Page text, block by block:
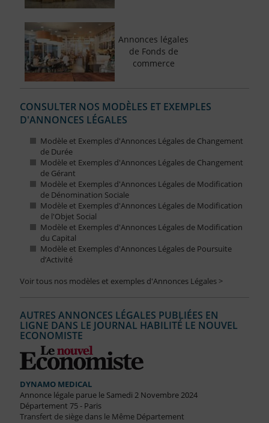
Annonces légales
de Fonds de
commerce
CONSULTER NOS MODÈLES ET EXEMPLES
D'ANNONCES LÉGALES
Modèle et Exemples d'Annonces Légales de Changement
de Durée
Modèle et Exemples d'Annonces Légales de Changement
de Gérant
Modèle et Exemples d'Annonces Légales de Modification
de Dénomination Sociale
Modèle et Exemples d'Annonces Légales de Modification
de l'Objet Social
Modèle et Exemples d'Annonces Légales de Modification
du Capital
Modèle et Exemples d'Annonces Légales de Poursuite
d’Activité
Voir tous nos modèles et exemples d'Annonces Légales >
AUTRES ANNONCES LÉGALES PUBLIÉES EN
LIGNE DANS LE JOURNAL HABILITÉ LE NOUVEL
ECONOMISTE
DYNAMO MEDICAL
Annonce légale parue le Samedi 2 Novembre 2024
Département 75 - Paris
Transfert de siège dans le Même Département